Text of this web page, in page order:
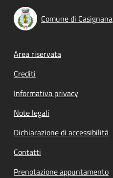
Comune di Casignana
Footer menu
Area riservata
Crediti
Informativa privacy
Note legali
Dichiarazione di accessibilità
Contatti
Prenotazione appuntamento